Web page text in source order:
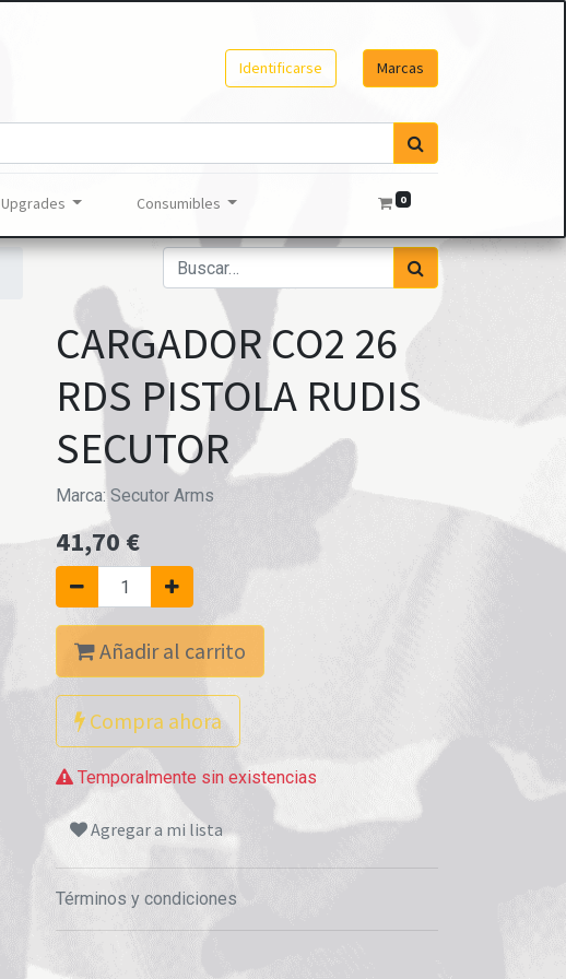
Identificarse Marcas
Upgrades Consumibles 0
CARGADOR CO2 26
RDS PISTOLA RUDIS
SECUTOR
Marca:Secutor Arms
41,70 €
Añadir al carrito
Compra ahora
Temporalmente sin existencias
Agregar a mi lista
Términos y condiciones